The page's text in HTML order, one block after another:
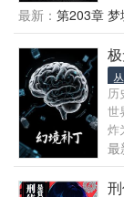
要
事
平
密
最新： 第203章
历
世
炸
脑
魂
接
最